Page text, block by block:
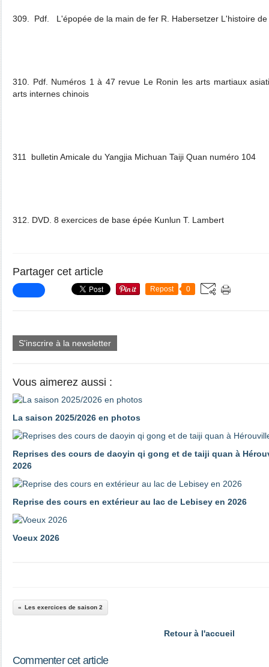
309. Pdf. L'épopée de la main de fer R. Habersetzer L'histoire
310. Pdf. Numéros 1 à 47 revue Le Ronin les arts martiaux
arts internes chinois
311 bulletin Amicale du Yangjia Michuan Taiji Quan numéro 104
312. DVD. 8 exercices de base épée Kunlun T. Lambert
Partager cet article
Repost 0
S'inscrire à la newsletter
Vous aimerez aussi :
La saison 2025/2026 en photos
Reprises des cours de daoyin qi gong et de taiji quan à
2026
Reprise des cours en extérieur au lac de Lebisey en 2026
Voeux 2026
Les exercices de saison 2
Retour à l'accueil
Commenter cet article